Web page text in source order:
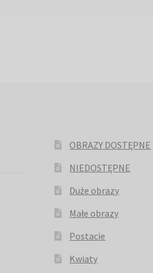
OBRAZY DOSTĘPNE
NIEDOSTĘPNE
Duże obrazy
Małe obrazy
Postacie
Kwiaty